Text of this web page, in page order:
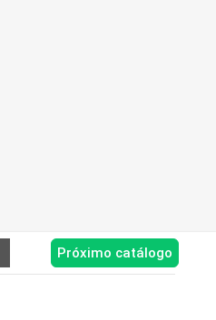
Próximo catálogo